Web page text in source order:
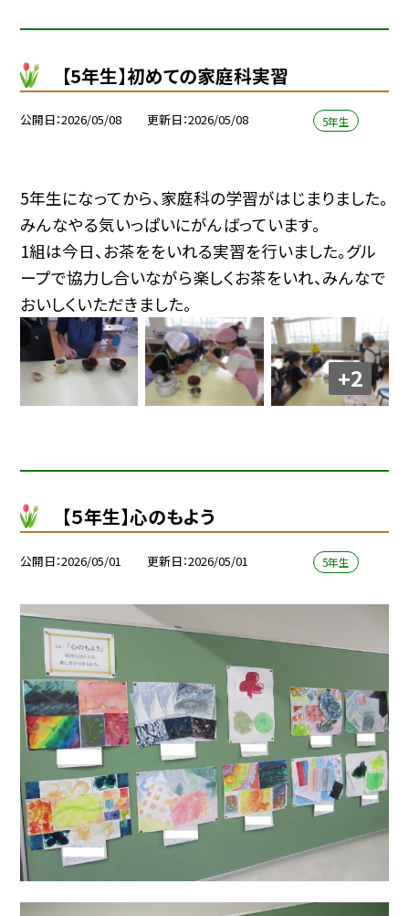
【5年生】初めての家庭科実習
公開日 2026/05/08 更新日 2026/05/08 5年生
5年生になってから、家庭科の学習がはじまりました。
みんなやる気いっぱいにがんばっています。
1組は今日、お茶ををいれる実習を行いました。グル
ープで協力し合いながら楽しくお茶をいれ、みんなで
おいしくいただきました。
+2
【５年生】心のもよう
公開日 2026/05/01 更新日 2026/05/01 5年生